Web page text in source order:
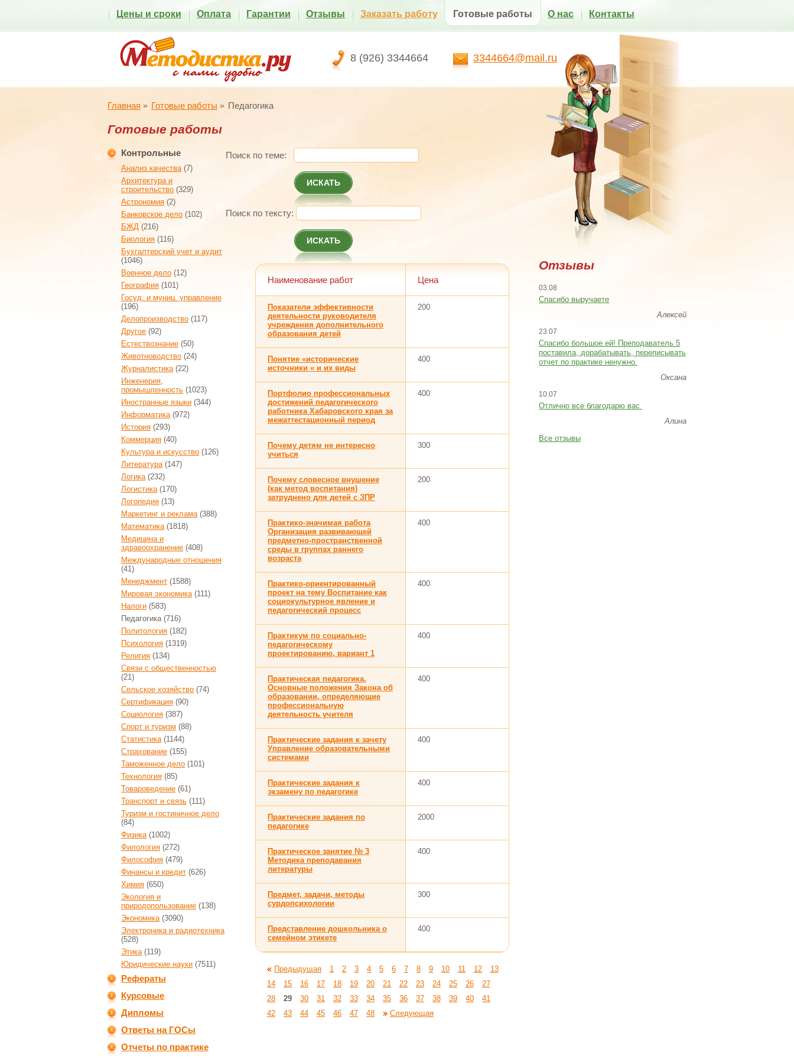
8 (926) 3344664 3344664@mail.ru
Цены и сроки Оплата Гарантии Отзывы Заказать работу Готовые работы О нас Контакты
Главная Готовые работы Педагогика
Готовые работы
Контрольные
Анализ качества(7)
Архитектура и
строительство (329)
Астрономия (2)
Банковское дело (102)
БЖД (216)
Биология (116)
Бухгалтерский учет и аудит
(1046)
Военное дело (12)
География (101)
Госуд. и муниц. управление
(196)
Делопроизводство (117)
Другое (92)
Естествознание (50)
Животноводство (24)
Журналистика(22)
Инженерия,
промышленность (1023)
Иностранные языки (344)
Информатика(972)
История (293)
Коммерция (40)
Культура и искусство (126)
Литература(147)
Логика(232)
Логистика(170)
Логопедия (13)
Маркетинг и реклама(388)
Математика(1818)
Медицина и
здравоохранение (408)
Международные отношения
(41)
Менеджмент (1588)
Мировая экономика(111)
Налоги (583)
Педагогика(716)
Политология (182)
Психология (1319)
Религия (134)
Связи с общественностью
(21)
Сельское хозяйство (74)
Сертификация (90)
Социология (387)
Спорт и туризм (88)
Статистика(1144)
Страхование (155)
Таможенное дело (101)
Технология (85)
Товароведение (61)
Транспорт и связь (111)
Туризм и гостиничное дело
(84)
Физика(1002)
Филология (272)
Философия (479)
Финансы и кредит (626)
Химия (650)
Экология и
природопользование (138)
Экономика(3090)
Электроника и радиотехника
(528)
Этика(119)
Юридические науки (7511)
Рефераты
Курсовые
Дипломы
Ответы на ГОСы
Отчеты по практике
Поиск по теме:
ИСКАТЬ
Поиск по тексту:
ИСКАТЬ
Наименование работ Цена
Показатели эффективности
деятельности руководителя
учреждения дополнительного
образования детей
200
Понятие «исторические
источники « и их виды
400
Портфолио профессиональных
достижений педагогического
работника Хабаровского края за
межаттестационный период
400
Почему детям не интересно
учиться
300
Почему словесное внушение
(как метод воспитания)
затруднено для детей с ЗПР
200
Практико-значимая работа
Организация развивающей
предметно-пространственной
среды в группах раннего
возраста
400
Практико-ориентированный
проект на тему Воспитание как
социокультурное явление и
педагогический процесс
400
Практикум по социально-
педагогическому
проектированию, вариант 1
400
Практическая педагогика.
Основные положения Закона об
образовании, определяющие
профессиональную
деятельность учителя
400
Практические задания к зачету
Управление образовательными
системами
400
Практические задания к
экзамену по педагогике
400
Практические задания по
педагогике
2000
Практическое занятие № 3
Методика преподавания
литературы
400
Предмет, задачи, методы
сурдопсихологии
300
Представление дошкольника о
семейном этикете
400
Предыдущая 1 2 3 4 5 6 7 8 9 10 11 12
13
14
15 16 17 18 19 20 21 22 23 24 25 26
27
28
29 30 31 32 33 34 35 36 37 38 39 40
41
42
43 44 45 46 47 48 Следующая
Отзывы
03.08
Спасибо выручаете
Алексей
23.07
Cпасибо большое ей! Преподаватель 5
поставила, дорабатывать, переписывать
отчет по практике ненужно.
Оксана
10.07
Отлично все благодарю вас
Алина
Все отзывы